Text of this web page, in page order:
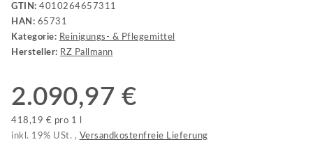
GTIN: 4010264657311
HAN: 65731
Kategorie: Reinigungs- & Pflegemittel
Hersteller: RZ Pallmann
2.090,97 €
418,19 € pro 1 l
inkl. 19% USt. , Versandkostenfreie Lieferung